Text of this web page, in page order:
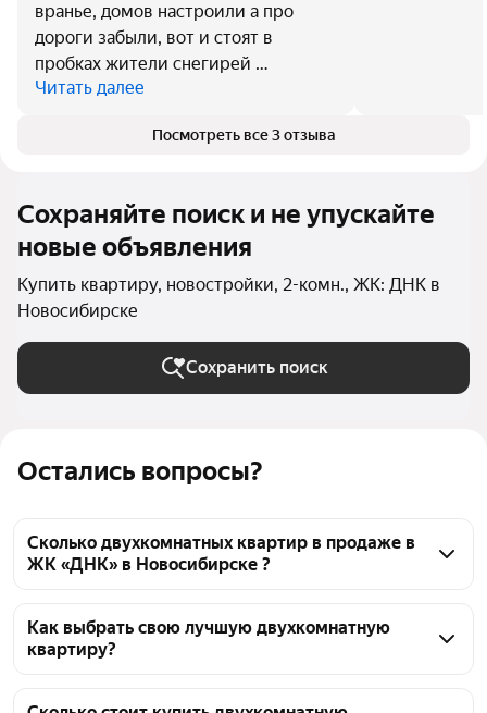
Остались вопросы?
Сколько двухкомнатных квартир в продаже в
ЖК «ДНК» в Новосибирске ?
Новосибирске 58 двухкомнатных квартир 58
объявлений от застройщиков
Как выбрать свою лучшую двухкомнатную
квартиру?
вранье, домов настроили а про
дороги забыли, вот и стоят в
пробках жители снегирей …
Читать далее
Посмотреть все 3 отзыва
Сохраняйте поиск и не упускайте
новые объявления
Купить квартиру, новостройки, 2-комн., ЖК: ДНК в
Новосибирске
Сохранить поиск